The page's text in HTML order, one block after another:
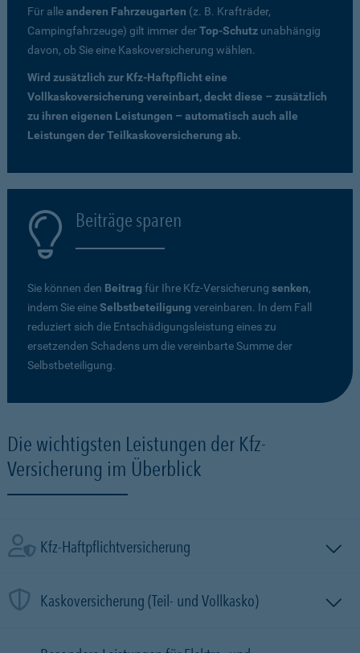
Für alleanderen Fahrzeugarten (z. B. Krafträder,
Campingfahrzeuge) gilt immer derTop-Schutz unabhängig
davon, ob Sie eine Kaskoversicherung wählen.
Wird zusätzlich zur Kfz-Haftpflicht eine
Vollkaskoversicherung vereinbart, deckt diese – zusätzlich
zu ihren eigenen Leistungen – automatisch auch alle
Leistungen der Teilkaskoversicherung ab.
Beiträge sparen
Sie können den Beitrag für Ihre Kfz-Versicherung senken,
indem Sie eineSelbstbeteiligung vereinbaren. In dem Fall
reduziert sich die Entschädigungsleistung eines zu
ersetzenden Schadens um die vereinbarte Summe der
Selbstbeteiligung.
Die wichtigsten Leistungen der Kfz-
Versicherung im Überblick
Kfz-Haftpflichtversicherung
Kaskoversicherung (Teil- und Vollkasko)